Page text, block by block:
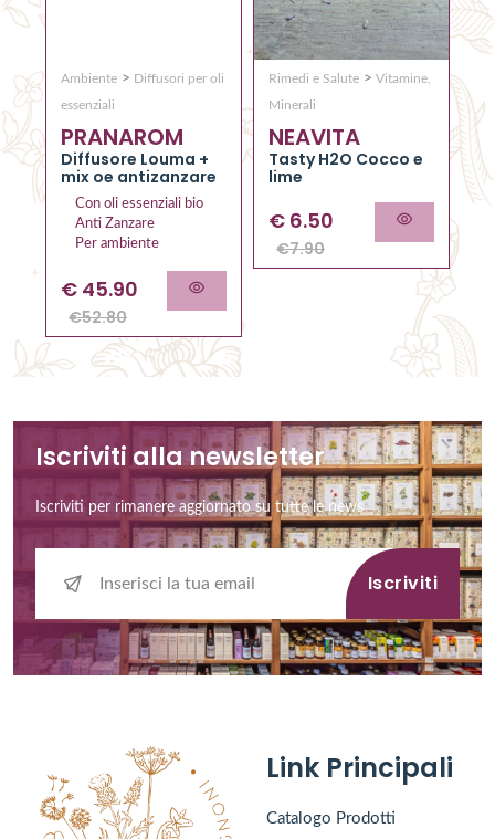
Ambiente > Diffusori per oli
essenziali
PRANAROM
Diffusore Louma +
mix oe antizanzare
Con oli essenziali bio
Anti Zanzare
Per ambiente
€ 45.90
€52.80
Rimedi e Salute > Vitamine,
Minerali
NEAVITA
Tasty H2O Cocco e
lime
€ 6.50
€7.90
Iscriviti alla newsletter
Iscriviti per rimanere aggiornato su tutte le news
Iscriviti
Link Principali
Catalogo Prodotti